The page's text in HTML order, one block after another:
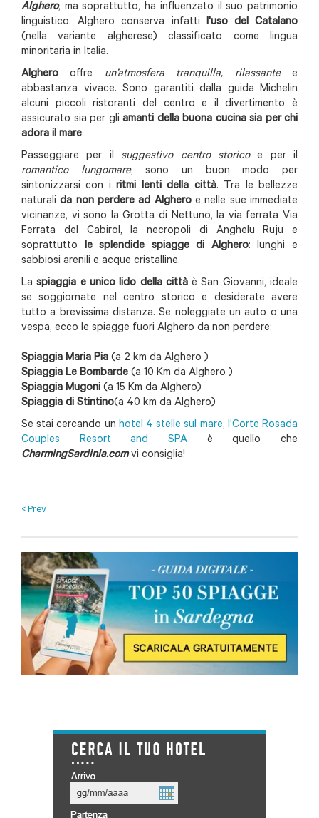
Alghero, ma soprattutto, ha influenzato il suo patrimonio
linguistico. Alghero conserva infatti l'uso del Catalano
(nella variante algherese) classificato come lingua
minoritaria in Italia.
Alghero offre un’atmosfera tranquilla, rilassantee
abbastanza vivace. Sono garantiti dalla guida Michelin
alcuni piccoli ristoranti del centro e il divertimento è
assicurato sia per gli amanti della buona cucina sia per chi
adora il mare.
Passeggiare per il suggestivo centro storicoe per il
romantico lungomare, sono un buon modo per
sintonizzarsi con i ritmi lenti della città. Tra le bellezze
naturalida non perdere ad Algheroe nelle sue immediate
vicinanze, vi sono la Grotta di Nettuno, la via ferrata Via
Ferrata del Cabirol, la necropoli di Anghelu Ruju e
soprattutto le splendide spiagge di Alghero: lunghi e
sabbiosi arenili e acque cristalline.
La spiaggia e unico lido della cittàè San Giovanni, ideale
se soggiornate nel centro storico e desiderate avere
tutto a brevissima distanza. Se noleggiate un auto o una
vespa, ecco le spiagge fuori Alghero da non perdere:
Spiaggia Maria Pia (a 2 km da Alghero )
Spiaggia Le Bombarde (a 10 Km da Alghero )
Spiaggia Mugoni (a 15 Km da Alghero)
Spiaggia di Stintino(a 40 km da Alghero)
Se stai cercando un hotel 4 stelle sul mare, l’Corte Rosada
Couples Resort and SPA è quello che
CharmingSardinia.comvi consiglia!
< Prev